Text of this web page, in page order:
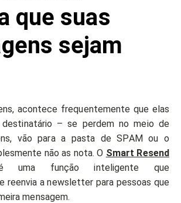
que suas
sejam
acontece frequentemente que elas
destinatário – se perdem no meio de
vão para a pasta de SPAM ou o
não as nota. O Smart Resend
uma função inteligente que
reenvia a newsletter para pessoas que
mensagem.